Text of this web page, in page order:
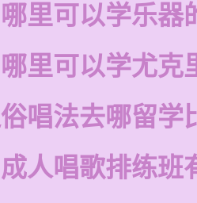
里可以学乐器
里可以学尤克
唱法去哪留学
人唱歌排练班